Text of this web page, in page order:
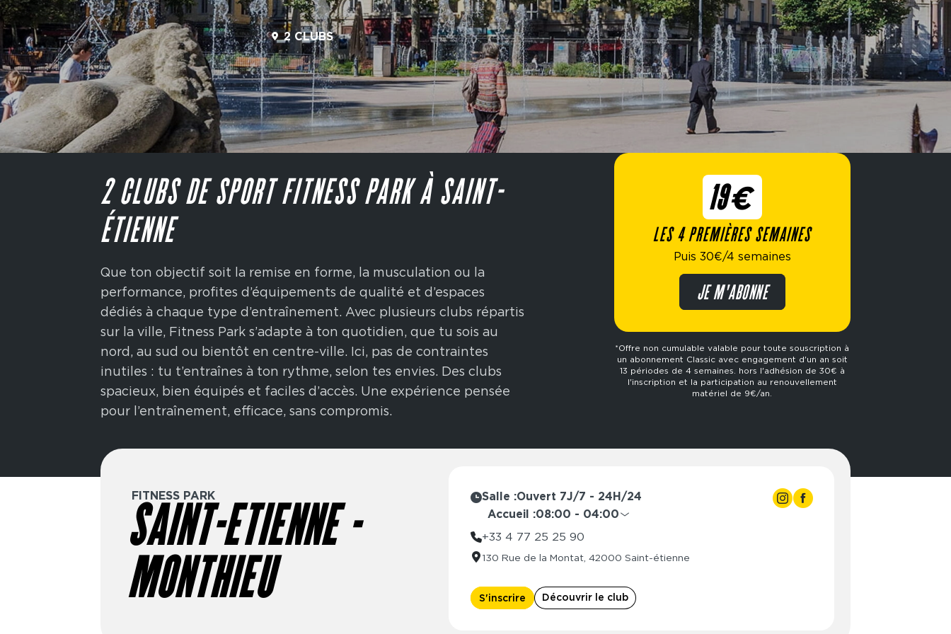
2 CLUBS
2 CLUBS DE SPORT FITNESS PARK À SAINT-
ÉTIENNE
Que ton objectif soit la remise en forme, la musculation ou la
performance, profites d’équipements de qualité et d’espaces
dédiés à chaque type d’entraînement. Avec plusieurs clubs répartis
sur la ville, Fitness Park s’adapte à ton quotidien, que tu sois au
nord, au sud ou bientôt en centre-ville. Ici, pas de contraintes
inutiles : tu t’entraînes à ton rythme, selon tes envies. Des clubs
spacieux, bien équipés et faciles d’accès. Une expérience pensée
pour l’entraînement, efficace, sans compromis.
19€
LES 4 PREMIÈRES SEMAINES
Puis 30€/4 semaines
JE M'ABONNE
*Offre non cumulable valable pour toute souscription à
un abonnement Classic avec engagement d'un an soit
13 périodes de 4 semaines. hors l'adhésion de 30€ à
l'inscription et la participation au renouvellement
matériel de 9€/an.
FITNESS PARK
SAINT-ETIENNE -
MONTHIEU
Salle :Ouvert 7J/7 - 24H/24
Accueil :08:00 - 04:00
Lundi
Mercredi
08:00 - 04:00
Vendredi
08:00 - 04:00
+33 4 77 25 25 90
130 Rue de la Montat, 42000 Saint-étienne
S'inscrire Découvrir le club